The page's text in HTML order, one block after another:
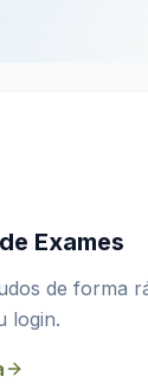
Exames
de forma
login.